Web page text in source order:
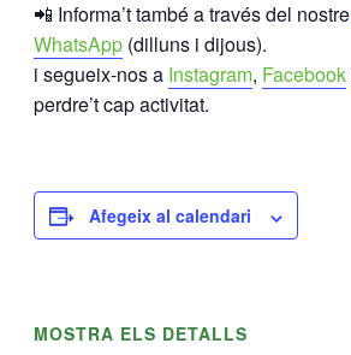
📲 Informa’t també a través del nostre
WhatsApp (dilluns i dijous).
i segueix-nos a Instagram, Facebook
perdre’t cap activitat.
Afegeix al calendari
MOSTRA ELS DETALLS